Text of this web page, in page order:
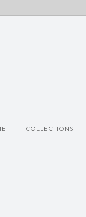
COLLECTIONS